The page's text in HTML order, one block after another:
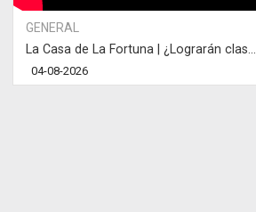
GENERAL
La Casa de La Fortuna | ¿Lograrán clas...
04-08-2026